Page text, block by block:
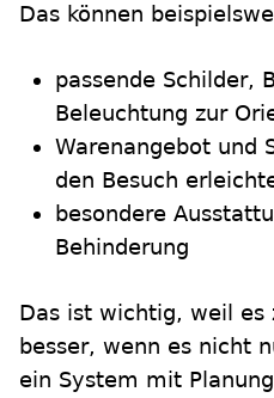
Das können
passende Schilder,
Beleuchtung zur
Warenangebot und
den Besuch
besondere
Behinderung
Das ist wichtig, weil es
besser, wenn es nicht
ein System mit